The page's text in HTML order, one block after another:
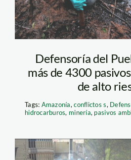
Defensoría del
más de 4300
de alto
Tags: Amazonía,conflictos s,
hidrocarburos, minería, pasivos